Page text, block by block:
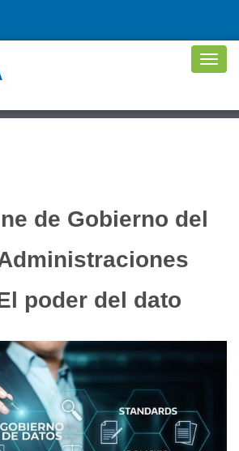
de Gobierno del
poder del dato